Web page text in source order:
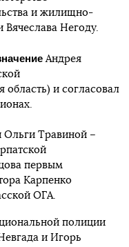
и жилищно-
Вячеслава Негоду.
Андрея
область) и согласовал
Ольги Травиной –
первым
Карпенко
ОГА.
полиции
и Игорь